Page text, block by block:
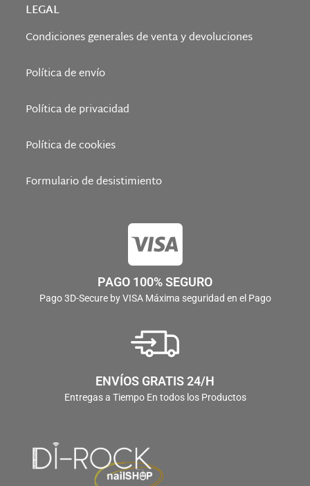
LEGAL
Condiciones generales de venta y devoluciones
Política de envío
Política de privacidad
Política de cookies
Formulario de desistimiento
PAGO 100% SEGURO
Pago 3D-Secure by VISA Máxima seguridad en el Pago
ENVÍOS GRATIS 24/H
Entregas a Tiempo En todos los Productos